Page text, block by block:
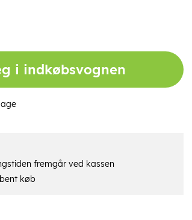
i indkøbsvognen
fremgår ved kassen
køb